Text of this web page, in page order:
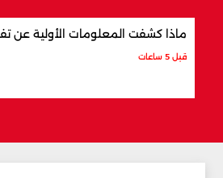
ماذا كشفت المعلومات الأولية عن
قبل 5 ساعات